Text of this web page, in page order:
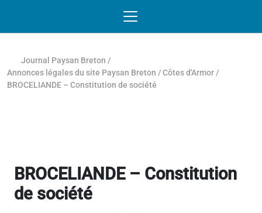
Journal Paysan Breton /
Annonces légales du site Paysan Breton /Côtes d'Armor /
BROCELIANDE – Constitution de société
BROCELIANDE – Constitution
de société